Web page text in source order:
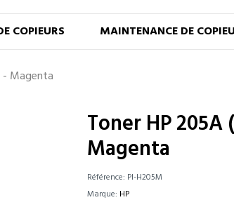
COPIEURS MAINTENANCE DE
- Magenta
Toner HP
Magenta
Référence: PI-H205M
Marque: HP